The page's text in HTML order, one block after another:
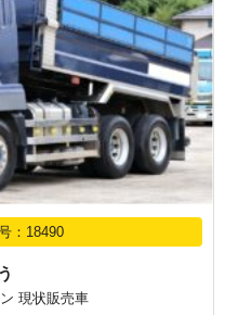
：18490
ン 現状販売車